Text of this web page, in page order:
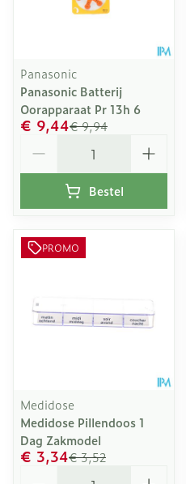
Panasonic
Panasonic Batterij
Oorapparaat Pr 13h 6
€ 9,94
€ 9,44
Bestel
PROMO
Medidose
Medidose Pillendoos 1
Dag Zakmodel
€ 3,52
€ 3,34